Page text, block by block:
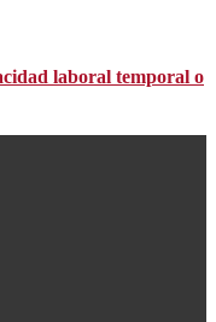
laboral temporal o